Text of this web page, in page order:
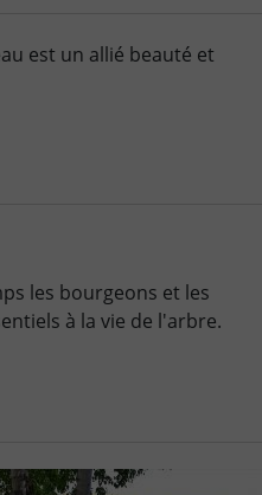
est un allié beauté et
les bourgeons et les
à la vie de l'arbre.